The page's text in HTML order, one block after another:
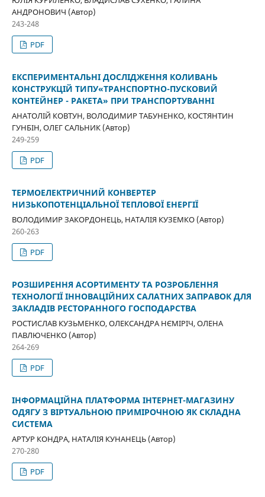
АНДРОНОВИЧ (Автор)
243-248
PDF
ЕКСПЕРИМЕНТАЛЬНІ ДОСЛІДЖЕННЯ КОЛИВАНЬ
КОНСТРУКЦІЙ ТИПУ«ТРАНСПОРТНО-ПУСКОВИЙ
КОНТЕЙНЕР - РАКЕТА» ПРИ ТРАНСПОРТУВАННІ
АНАТОЛІЙ КОВТУН, ВОЛОДИМИР ТАБУНЕНКО, КОСТЯНТИН
ГУНБІН, ОЛЕГ САЛЬНИК (Автор)
249-259
PDF
ТЕРМОЕЛЕКТРИЧНИЙ КОНВЕРТЕР
НИЗЬКОПОТЕНЦІАЛЬНОЇ ТЕПЛОВОЇ ЕНЕРГІЇ
ВОЛОДИМИР ЗАКОРДОНЕЦЬ, НАТАЛІЯ КУЗЕМКО (Автор)
260-263
PDF
РОЗШИРЕННЯ АСОРТИМЕНТУ ТА РОЗРОБЛЕННЯ
ТЕХНОЛОГІЇ ІННОВАЦІЙНИХ САЛАТНИХ ЗАПРАВОК ДЛЯ
ЗАКЛАДІВ РЕСТОРАННОГО ГОСПОДАРСТВА
РОСТИСЛАВ КУЗЬМЕНКО, ОЛЕКСАНДРА НЄМІРІЧ, ОЛЕНА
ПАВЛЮЧЕНКО (Автор)
264-269
PDF
ІНФОРМАЦІЙНА ПЛАТФОРМА ІНТЕРНЕТ-МАГАЗИНУ
ОДЯГУ З ВІРТУАЛЬНОЮ ПРИМІРОЧНОЮ ЯК СКЛАДНА
СИСТЕМА
АРТУР КОНДРА, НАТАЛІЯ КУНАНЕЦЬ (Автор)
270-280
PDF